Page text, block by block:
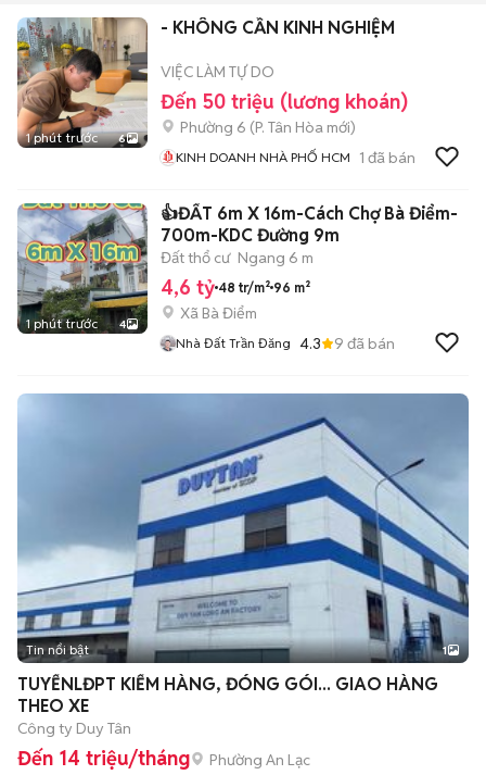
1 phút trước 6
- KHÔNG CẦN KINH NGHIỆM
VIỆC LÀM TỰ DO
Đến 50 triệu (lương khoán)
Phường 6 (P. Tân Hòa mới)
KINH DOANH NHÀ PHỐ HCM 1 đã bán
1 phút trước 4
👍ĐẤT 6m X 16m-Cách Chợ Bà Điểm-
700m-KDC Đường 9m
Đất thổ cư Ngang 6 m
4,6 tỷ 48 tr/m² 96 m²
Xã Bà Điểm
Nhà Đất Trần Đăng 4.3 9 đã bán
Tin nổi bật 1
TUYỂNLĐPT KIỂM HÀNG, ĐÓNG GÓI... GIAO HÀNG
THEO XE
Công ty Duy Tân
Đến 14 triệu/tháng Phường An Lạc